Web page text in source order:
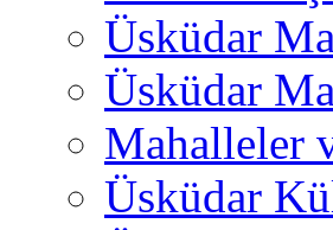
Üsküdar
Üsküdar
Mahalleler
Üsküdar